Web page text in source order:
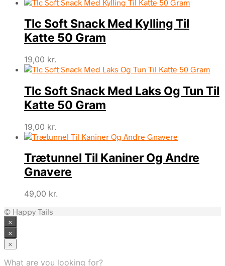
Tlc Soft Snack Med Kylling Til
Katte 50 Gram
19,00 kr.
Tlc Soft Snack Med Laks Og Tun Til
Katte 50 Gram
19,00 kr.
Trætunnel Til Kaniner Og Andre
Gnavere
49,00 kr.
© Happy Tails
×
×
×
What are you looking for?